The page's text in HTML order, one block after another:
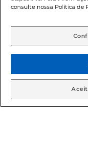
Adolescente). Preços
aviso prévio. O valor
© 2026
consulte nossa Política de